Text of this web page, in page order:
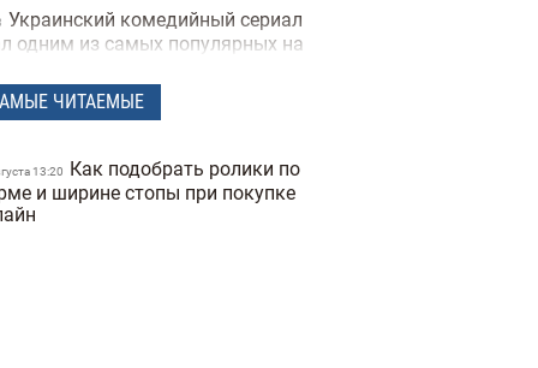
Украинский комедийный сериал
одним из самых популярных на
Песня российской группы
(видео)
17:57
ЧИТАЕМЫЕ
13:20
Как подобрать ролики по
и ширине стопы при покупке